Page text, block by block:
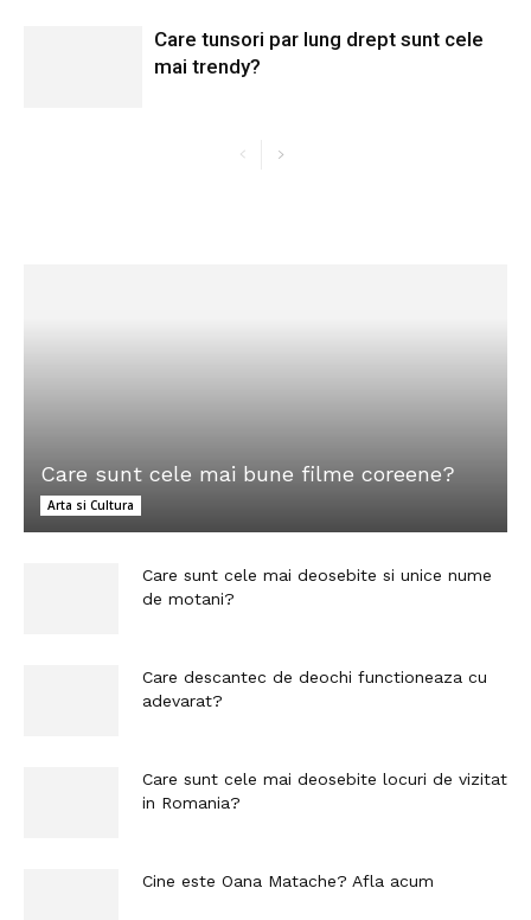
Care tunsori par lung drept sunt cele
mai trendy?
Care sunt cele mai bune filme coreene?
Arta si Cultura
Care sunt cele mai deosebite si unice nume
de motani?
Care descantec de deochi functioneaza cu
adevarat?
Care sunt cele mai deosebite locuri de vizitat
in Romania?
Cine este Oana Matache? Afla acum